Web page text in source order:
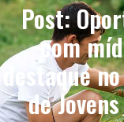
Post:
com
destaque
de